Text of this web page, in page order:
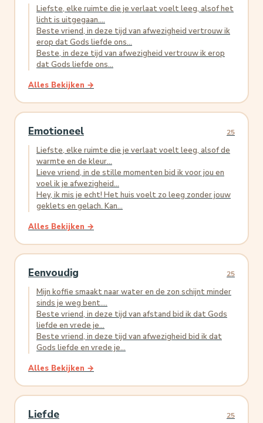
Liefste, elke ruimte die je verlaat voelt leeg, alsof het
licht is uitgegaan....
Beste vriend, in deze tijd van afwezigheid vertrouw ik
erop dat Gods liefde ons...
Beste, in deze tijd van afwezigheid vertrouw ik erop
dat Gods liefde ons...
Alles Bekijken →
Emotioneel 25
Liefste, elke ruimte die je verlaat voelt leeg, alsof de
warmte en de kleur...
Lieve vriend, in de stille momenten bid ik voor jou en
voel ik je afwezigheid...
Hey, ik mis je echt! Het huis voelt zo leeg zonder jouw
geklets en gelach. Kan...
Alles Bekijken →
Eenvoudig 25
Mijn koffie smaakt naar water en de zon schijnt minder
sinds je weg bent....
Beste vriend, in deze tijd van afstand bid ik dat Gods
liefde en vrede je...
Beste vriend, in deze tijd van afwezigheid bid ik dat
Gods liefde en vrede je...
Alles Bekijken →
Liefde 25